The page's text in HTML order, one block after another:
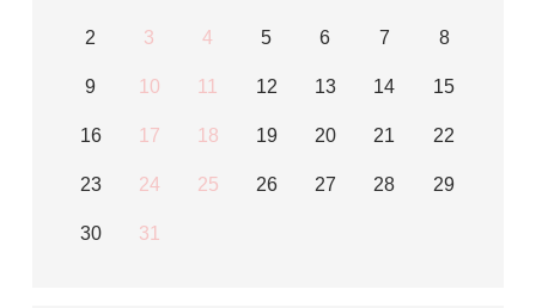
2 3 4 5 6 7 8
9 10 11 12 13 14 15
16 17 18 19 20 21 22
23 24 25 26 27 28 29
30 31